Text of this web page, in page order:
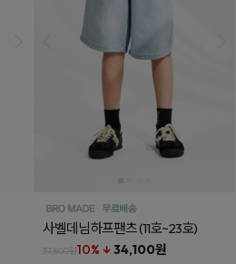
사벨데님하프팬츠(11호~23호)
37,800원10% ↓ 34,100원